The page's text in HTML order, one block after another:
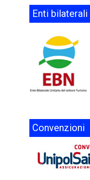
Enti bilaterali
Convenzioni